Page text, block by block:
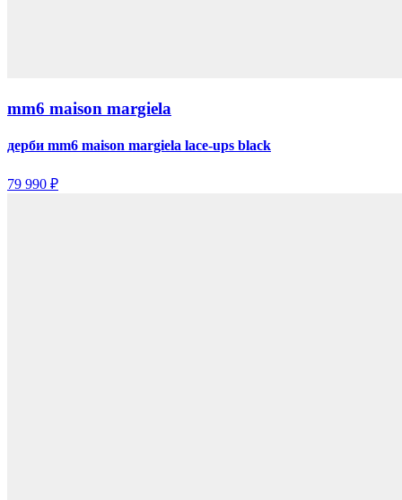
mm6 maison margiela
дерби mm6 maison margiela lace-ups black
79 990 ₽